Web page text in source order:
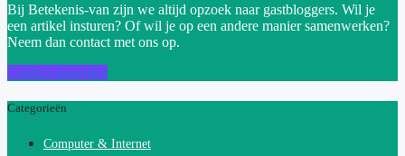
Bij Betekenis-van zijn we altijd opzoek naar gastbloggers. Wil je
een artikel insturen? Of wil je op een andere manier samenwerken?
Neem dan contact met ons op.
Contact opnemen
Categorieën
Computer & Internet